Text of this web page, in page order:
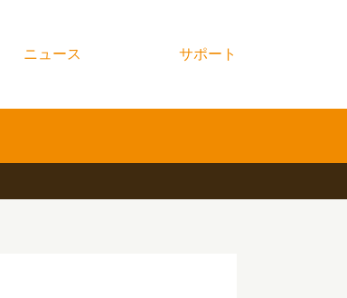
ニュース サポート